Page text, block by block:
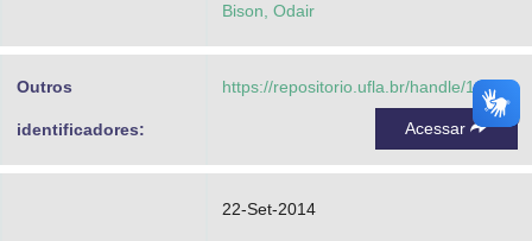
Bison, Odair
Outros
identificadores:
https://repositorio.ufla.br/handle/1/3870
Acessar
22-Set-2014